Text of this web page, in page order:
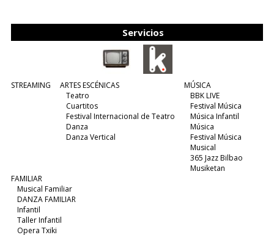
Servicios
STREAMING
ARTES ESCÉNICAS
Teatro
Cuartitos
Festival Internacional de Teatro
Danza
Danza Vertical
MÚSICA
BBK LIVE
Festival Música
Música Infantil
Música
Festival Música
Musical
365 Jazz Bilbao
Musiketan
FAMILIAR
Musical Familiar
DANZA FAMILIAR
Infantil
Taller Infantil
Opera Txiki